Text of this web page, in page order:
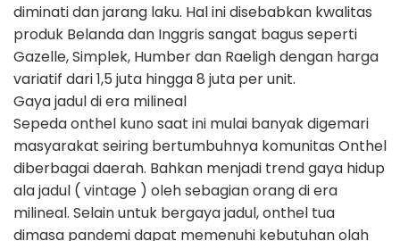
diminati dan jarang laku. Hal ini disebabkan kwalitas
produk Belanda dan Inggris sangat bagus seperti
Gazelle, Simplek, Humber dan Raeligh dengan harga
variatif dari 1,5 juta hingga 8 juta per unit.
Gaya jadul di era milineal
Sepeda onthel kuno saat ini mulai banyak digemari
masyarakat seiring bertumbuhnya komunitas Onthel
diberbagai daerah. Bahkan menjadi trend gaya hidup
ala jadul ( vintage ) oleh sebagian orang di era
milineal. Selain untuk bergaya jadul, onthel tua
dimasa pandemi dapat memenuhi kebutuhan olah